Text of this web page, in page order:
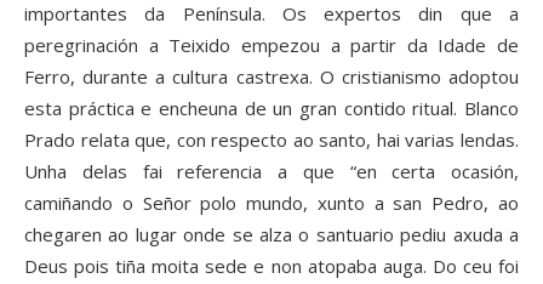
importantes da Península. Os expertos din que a
peregrinación a Teixido empezou a partir da Idade de
Ferro, durante a cultura castrexa. O cristianismo adoptou
esta práctica e encheuna de un gran contido ritual. Blanco
Prado relata que, con respecto ao santo, hai varias lendas.
Unha delas fai referencia a que “en certa ocasión,
camiñando o Señor polo mundo, xunto a san Pedro, ao
chegaren ao lugar onde se alza o santuario pediu axuda a
Deus pois tiña moita sede e non atopaba auga. Do ceu foi